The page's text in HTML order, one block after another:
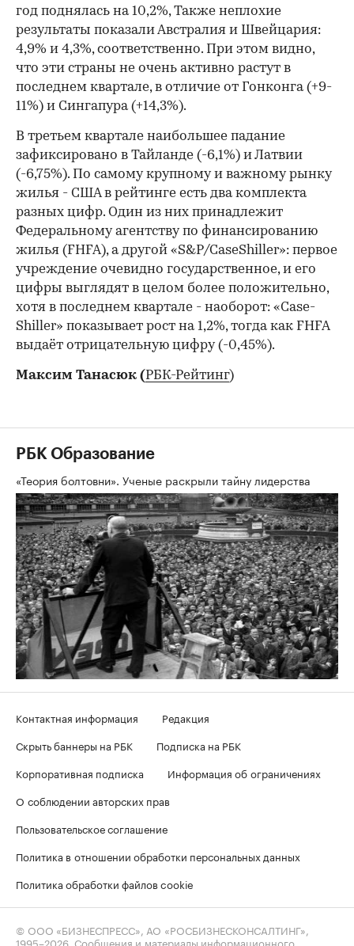
год поднялась на 10,2%, Также неплохие
результаты показали Австралия и Швейцария:
4,9% и 4,3%, соответственно. При этом видно,
что эти страны не очень активно растут в
последнем квартале, в отличие от Гонконга (+9-
11%) и Сингапура (+14,3%).
В третьем квартале наибольшее падание
зафиксировано в Тайланде (-6,1%) и Латвии
(-6,75%). По самому крупному и важному рынку
жилья - США в рейтинге есть два комплекта
разных цифр. Один из них принадлежит
Федеральному агентству по финансированию
жилья (FHFA), а другой «S&P/CaseShiller»: первое
учреждение очевидно государственное, и его
цифры выглядят в целом более положительно,
хотя в последнем квартале - наоборот: «Case-
Shiller» показывает рост на 1,2%, тогда как FHFA
выдаёт отрицательную цифру (-0,45%).
Максим Танасюк (РБК-Рейтинг)
РБК Образование
«Теория болтовни». Ученые раскрыли тайну лидерства
Контактная информация
Редакция
Скрыть баннеры на РБК
Подписка на РБК
Корпоративная подписка
Информация об ограничениях
О соблюдении авторских прав
Пользовательское соглашение
Политика в отношении обработки персональных данных
Политика обработки файлов cookie
© ООО «БИЗНЕСПРЕСС», АО «РОСБИЗНЕСКОНСАЛТИНГ»,
1995–2026 . Сообщения и материалы информационного